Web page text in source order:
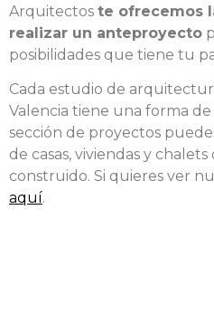
Arquitectos te ofrecemos
realizar un anteproyecto
posibilidades que tiene tu
Cada estudio de
Valencia tiene una forma
sección de proyectos
de casas, viviendas y
construido. Si quieres ver
aquí.